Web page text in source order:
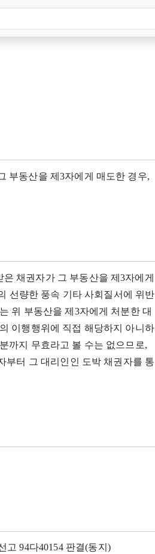
부동산을 제3자에게 매도한 경우,
채권자가 그 부동산을 제3자에게
선량한 풍속 기타 사회질서에 위반
위 부동산을 제3자에게 처분한 대
이행행위에 직접 해당하지 아니하
까지 무효라고 볼 수는 없으므로,
부터 그 대리인인 도박 채권자를 통
고 94다40154 판결(동지)